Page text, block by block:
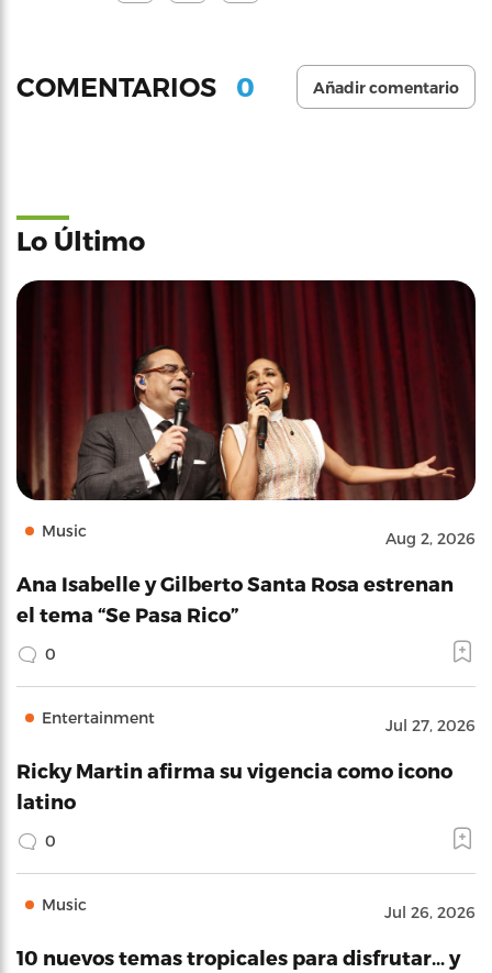
COMENTARIOS 0 Añadir comentario
Lo Último
Music Aug 2, 2026
Ana Isabelle y Gilberto Santa Rosa estrenan
el tema “Se Pasa Rico”
0
Entertainment Jul 27, 2026
Ricky Martin afirma su vigencia como icono
latino
0
Music Jul 26, 2026
10 nuevos temas tropicales para disfrutar… y